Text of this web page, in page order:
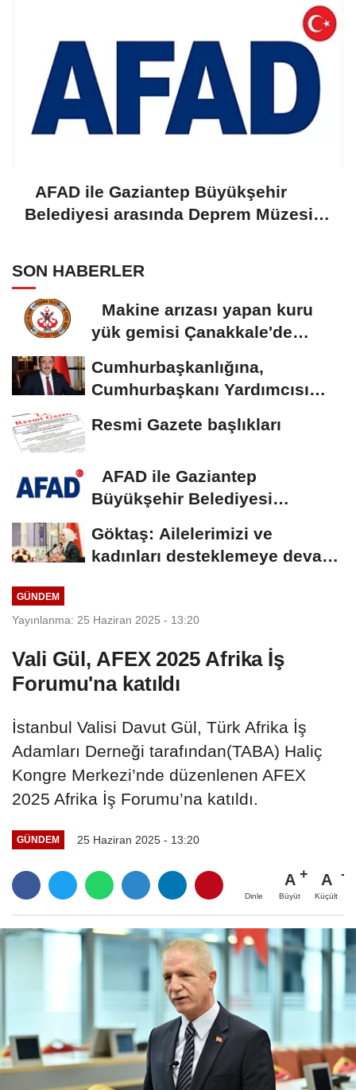
AFAD ile Gaziantep Büyükşehir
Belediyesi arasında Deprem Müzesi
SON HABERLER
Makine arızası yapan kuru
yük gemisi Çanakkale'de
Cumhurbaşkanlığına,
Cumhurbaşkanı Yardımcısı
Resmi Gazete başlıkları
AFAD ile Gaziantep
Büyükşehir Belediyesi
Göktaş: Ailelerimizi ve
kadınları desteklemeye devam
GÜNDEM
Yayınlanma: 25 Haziran 2025 - 13:20
Vali Gül, AFEX 2025 Afrika İş
Forumu'na katıldı
İstanbul Valisi Davut Gül, Türk Afrika İş
Adamları Derneği tarafından(TABA) Haliç
Kongre Merkezi’nde düzenlenen AFEX
2025 Afrika İş Forumu’na katıldı.
GÜNDEM 25 Haziran 2025 - 13:20
Dinle
A
Büyüt
A
Küçült